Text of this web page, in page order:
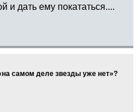
и дать ему покататься....
самом деле звезды уже нет»?